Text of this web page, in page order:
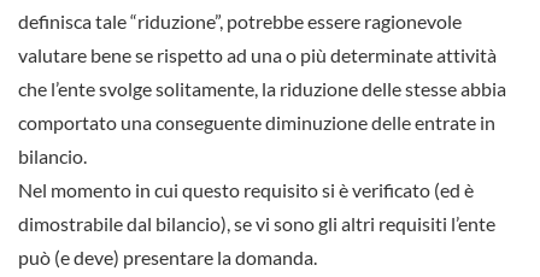
definisca tale “riduzione”, potrebbe essere ragionevole
valutare bene se rispetto ad una o più determinate attività
che l’ente svolge solitamente, la riduzione delle stesse abbia
comportato una conseguente diminuzione delle entrate in
bilancio.
Nel momento in cui questo requisito si è verificato (ed è
dimostrabile dal bilancio), se vi sono gli altri requisiti l’ente
può (e deve) presentare la domanda.